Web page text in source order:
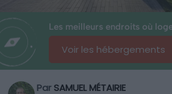
Les meilleurs endroits où
Voir les hébergements
Par SAMUEL MÉTAIRIE